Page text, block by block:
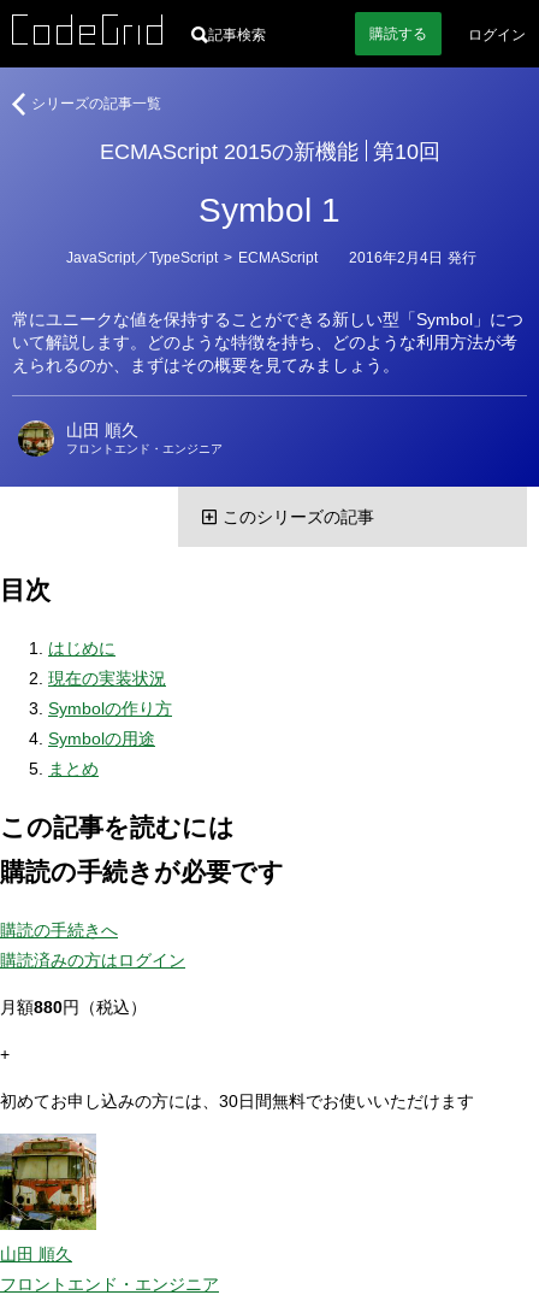
記事検索 購読する ログイン
ECMAScript 2015の新機能 第10回
Symbol 1
常にユニークな値を保持することができる新しい型「Symbol」につ
いて解説します。どのような特徴を持ち、どのような利用方法が考
えられるのか、まずはその概要を見てみましょう。
カ
ー
JavaScript／TypeScript > ECMAScript 2016年2月4日 発行
者
山田 順久
フロントエンド・エンジニア
ECMAScript
シリーズの記事一覧
このシリーズの記事
目次
はじめに
現在の実装状況
Symbolの作り方
Symbolの用途
まとめ
この記事を読むには
購読の手続きが必要です
購読の手続きへ
購読済みの方はログイン
月額880円（税込）
+
初めてお申し込みの方には、30日間無料でお使いいただけます
山田 順久
フロントエンド・エンジニア